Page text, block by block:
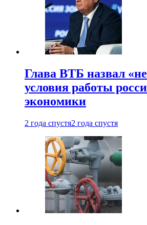
Глава ВТБ назвал
условия работы
экономики
2 года спустя2 года спустя